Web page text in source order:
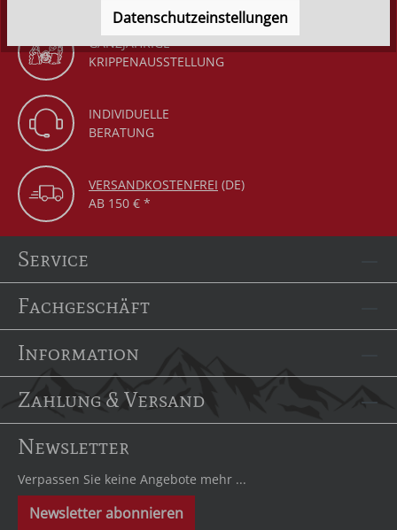
GANZJÄHRIGE
KRIPPENAUSSTELLUNG
INDIVIDUELLE
BERATUNG
VERSANDKOSTENFREI (DE)
AB 150 € *
Service
Fachgeschäft
Information
Zahlung & Versand
Newsletter
Verpassen Sie keine Angebote mehr ...
Newsletter abonnieren
Datenschutzeinstellungen